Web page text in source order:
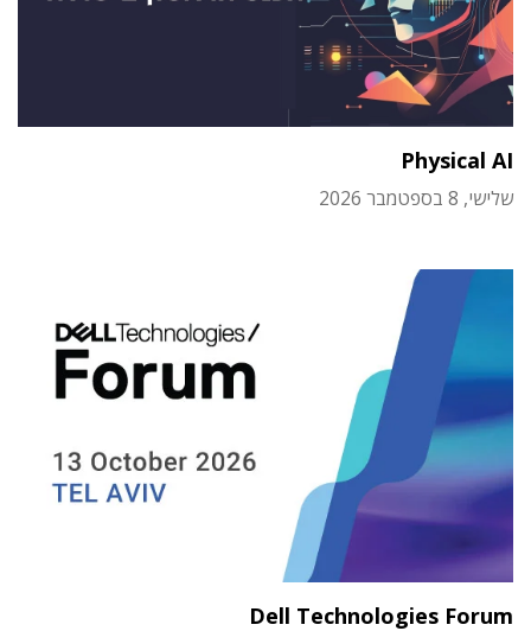
Physical AI
שלישי, 8 בספטמבר 2026
Dell Technologies Forum